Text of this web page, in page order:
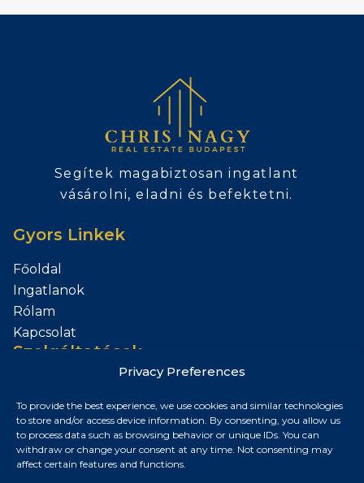
Privacy Preferences
To provide the best experience, we use cookies and similar technologies
to store and/or access device information. By consenting, you allow us
to process data such as browsing behavior or unique IDs. You can
withdraw or change your consent at any time. Not consenting may
affect certain features and functions.
Segítek magabiztosan ingatlant
vásárolni, eladni és befektetni.
Gyors Linkek
Főoldal
Ingatlanok
Rólam
Kapcsolat
Szolgáltatások
Kapcsolat
Budapest, Magyarország
+36 30 687 6790